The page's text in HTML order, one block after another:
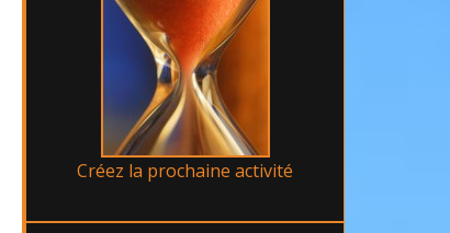
Créez la prochaine activité